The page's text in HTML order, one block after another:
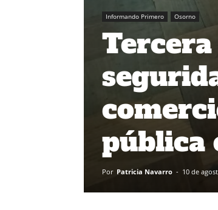
Informando Primero Osorno
pública
Por Patricia Navarro - 10 de